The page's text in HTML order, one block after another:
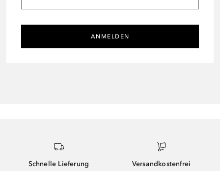
ANMELDEN
Schnelle Lieferung
Versandkostenfrei